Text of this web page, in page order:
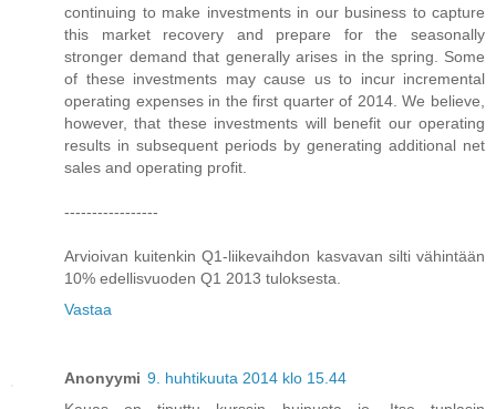
continuing to make investments in our business to capture
this market recovery and prepare for the seasonally
stronger demand that generally arises in the spring. Some
of these investments may cause us to incur incremental
operating expenses in the first quarter of 2014. We believe,
however, that these investments will benefit our operating
results in subsequent periods by generating additional net
sales and operating profit.
-----------------
Arvioivan kuitenkin Q1-liikevaihdon kasvavan silti vähintään
10% edellisvuoden Q1 2013 tuloksesta.
Vastaa
Anonyymi 9. huhtikuuta 2014 klo 15.44